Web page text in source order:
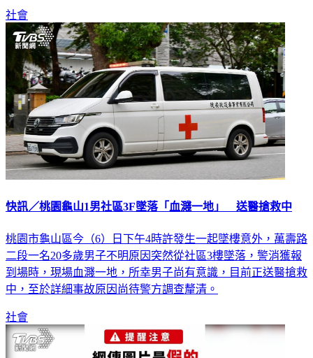
社會
快訊／桃園龜山1男社區3F墜落「血濺一地」 送醫搶救中
桃園市龜山區今（6）日下午4時許發生一起墜樓意外，萬壽路
二段一名20多歲男子不明原因突然從社區3樓墜落，警消獲報
到場時，現場血濺一地，所幸男子尚有意識，目前正送醫搶救
中，至於詳細事故原因尚待警方調查釐清。
社會